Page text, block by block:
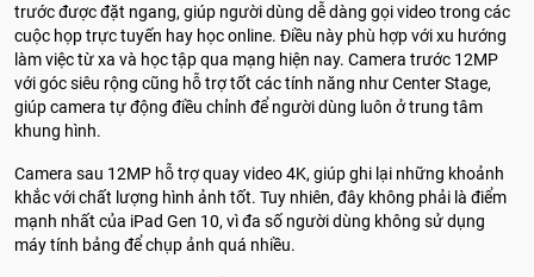
trước được đặt ngang, giúp người dùng dễ dàng gọi video trong các
cuộc họp trực tuyến hay học online. Điều này phù hợp với xu hướng
làm việc từ xa và học tập qua mạng hiện nay. Camera trước 12MP
với góc siêu rộng cũng hỗ trợ tốt các tính năng như Center Stage,
giúp camera tự động điều chỉnh để người dùng luôn ở trung tâm
khung hình.
Camera sau 12MP hỗ trợ quay video 4K, giúp ghi lại những khoảnh
khắc với chất lượng hình ảnh tốt. Tuy nhiên, đây không phải là điểm
mạnh nhất của iPad Gen 10, vì đa số người dùng không sử dụng
máy tính bảng để chụp ảnh quá nhiều.